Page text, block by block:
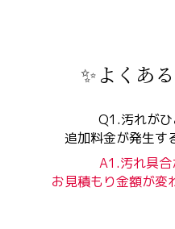
✨よくあ
Q1.汚れがひ
追加料金が発生す
A1.汚れ具合
お見積もり金額が変